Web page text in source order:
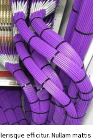
efficitur. Nullam mattis